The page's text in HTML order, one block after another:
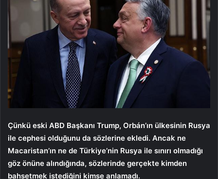
Çünkü eski ABD Başkanı Trump, Orbán’ın ülkesinin Rusya
ile cephesi olduğunu da sözlerine ekledi. Ancak ne
Macaristan’ın ne de Türkiye’nin Rusya ile sınırı olmadığı
göz önüne alındığında, sözlerinde gerçekte kimden
bahsetmek istediğini kimse anlamadı.